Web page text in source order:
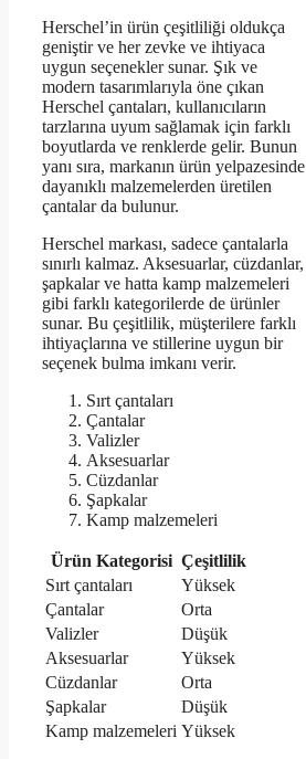
Herschel’in ürün çeşitliliği oldukça
geniştir ve her zevke ve ihtiyaca
uygun seçenekler sunar. Şık ve
modern tasarımlarıyla öne çıkan
Herschel çantaları, kullanıcıların
tarzlarına uyum sağlamak için farklı
boyutlarda ve renklerde gelir. Bunun
yanı sıra, markanın ürün yelpazesinde
dayanıklı malzemelerden üretilen
çantalar da bulunur.
Herschel markası, sadece çantalarla
sınırlı kalmaz. Aksesuarlar, cüzdanlar,
şapkalar ve hatta kamp malzemeleri
gibi farklı kategorilerde de ürünler
sunar. Bu çeşitlilik, müşterilere farklı
ihtiyaçlarına ve stillerine uygun bir
seçenek bulma imkanı verir.
Sırt çantaları
Çantalar
Valizler
Aksesuarlar
Cüzdanlar
Şapkalar
Kamp malzemeleri
Ürün Kategorisi Çeşitlilik
Sırt çantaları
Yüksek
Çantalar
Orta
Valizler
Düşük
Aksesuarlar
Yüksek
Cüzdanlar
Orta
Şapkalar
Düşük
Kamp malzemeleri Yüksek